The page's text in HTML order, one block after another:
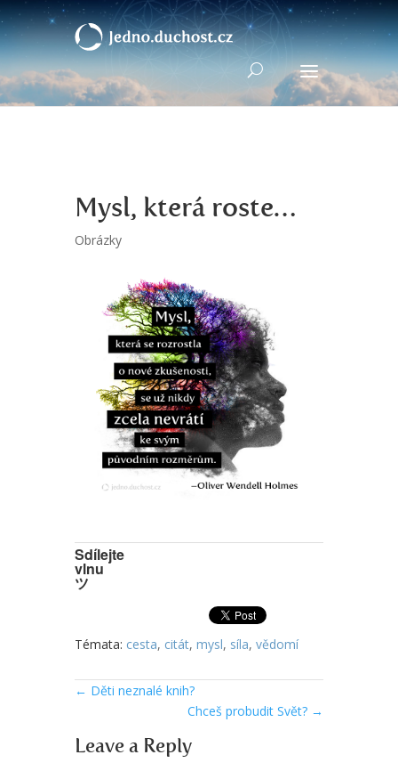
Mysl, která roste…
Obrázky
Sdílejte
vlnu
ツ
Témata: cesta, citát, mysl, síla, vědomí
← Děti neznalé knih?
Chceš probudit Svět? →
Leave a Reply